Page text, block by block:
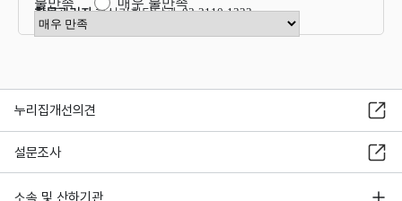
만족도 점수 선택
항목관리자혁신기획담당관 02-2110-1323
누리집개선의견
설문조사
소속 및 산하기관